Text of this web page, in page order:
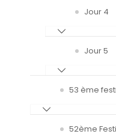
Jour 4
Jour 5
53 ème
52ème